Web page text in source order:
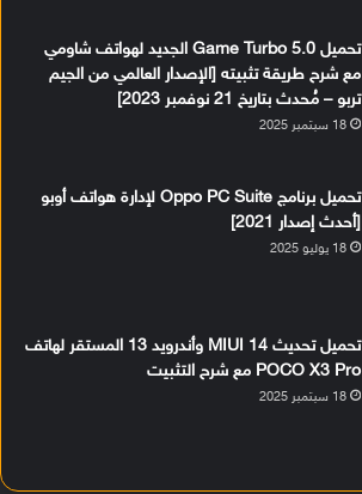
تحميل Game Turbo 5.0 الجديد لهواتف شاومي
مع شرح طريقة تثبيته [الإصدار العالمي من الجيم
تربو – مُحدث بتاريخ 21 نوفمبر 2023]
18 سبتمبر 2025
تحميل برنامج Oppo PC Suite لإدارة هواتف أوبو
[أحدث إصدار 2021]
18 يوليو 2025
تحميل تحديث MIUI 14 وأندرويد 13 المستقر لهاتف
POCO X3 Pro مع شرح التثبيت
18 سبتمبر 2025